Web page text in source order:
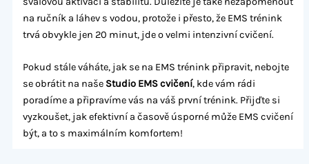
na ručník a láhev s vodou, protože i přesto, že EMS trénink
trvá obvykle jen 20 minut, jde o velmi intenzivní cvičení.
Pokud stále váháte, jak se na EMS trénink připravit, nebojte
se obrátit na naše Studio EMS cvičení, kde vám rádi
poradíme a připravíme vás na váš první trénink. Přijďte si
vyzkoušet, jak efektivní a časově úsporné může EMS cvičení
být, a to s maximálním komfortem!